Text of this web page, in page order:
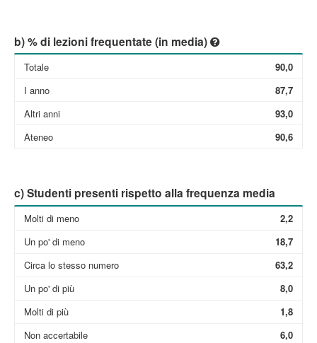
b) % di lezioni frequentate (in media)
Totale
I anno
Altri anni
Ateneo
90,0
87,7
93,0
90,6
c) Studenti presenti rispetto alla frequenza media
Molti di meno
Un po' di meno
Circa lo stesso numero
Un po' di più
Molti di più
Non accertabile
2,2
18,7
63,2
8,0
1,8
6,0